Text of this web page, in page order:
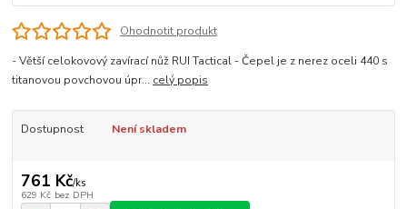
Ohodnotit produkt
- Větší celokovový zavírací nůž RUI Tactical - Čepel je z nerez oceli 440 s
titanovou povchovou úpr... celý popis
Dostupnost Není skladem
761 Kč/ks
629 Kč bez DPH